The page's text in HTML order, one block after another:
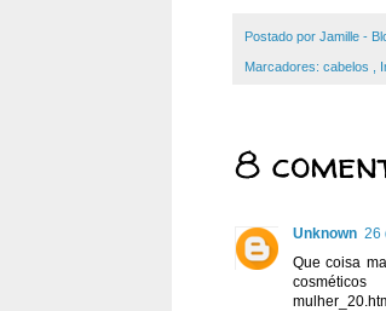
Postado por Jamille -
Marcadores: cabelos
8
Unknown 26
Que coisa